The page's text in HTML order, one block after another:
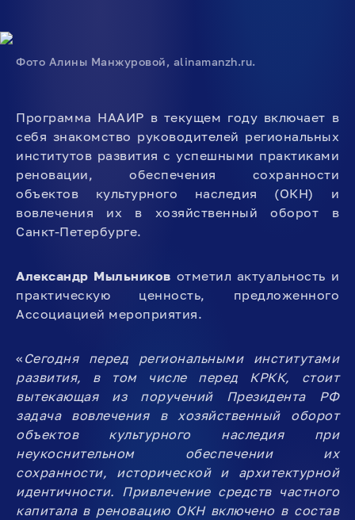
Фото Алины Манжуровой, alinamanzh.ru.
Программа НААИР в текущем году включает в
себя знакомство руководителей региональных
институтов развития с успешными практиками
реновации, обеспечения сохранности
объектов культурного наследия (ОКН) и
вовлечения их в хозяйственный оборот в
Санкт-Петербурге.
Александр Мыльников отметил актуальность и
практическую ценность, предложенного
Ассоциацией мероприятия.
« Сегодня перед региональными институтами
развития, в том числе перед КРКК, стоит
вытекающая из поручений Президента РФ
задача вовлечения в хозяйственный оборот
объектов культурного наследия при
неукоснительном обеспечении их
сохранности, исторической и архитектурной
идентичности. Привлечение средств частного
капитала в реновацию ОКН включено в состав